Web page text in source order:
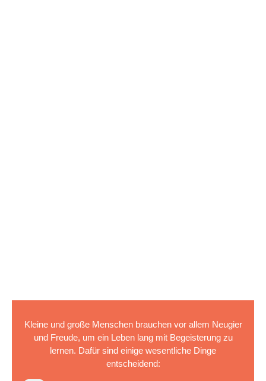
Kleine und große Menschen brauchen vor allem Neugier
und Freude, um ein Leben lang mit Begeisterung zu
lernen. Dafür sind einige wesentliche Dinge
entscheidend: